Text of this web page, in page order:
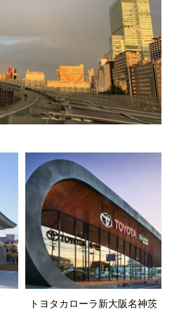
トヨタカローラ新大阪名神茨